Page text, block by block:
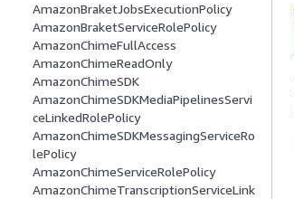
AmazonBraketJobsExecutionPolicy
AmazonBraketServiceRolePolicy
AmazonChimeFullAccess
AmazonChimeReadOnly
AmazonChimeSDK
AmazonChimeSDKMediaPipelinesServi
ceLinkedRolePolicy
AmazonChimeSDKMessagingServiceRo
lePolicy
AmazonChimeServiceRolePolicy
AmazonChimeTranscriptionServiceLink